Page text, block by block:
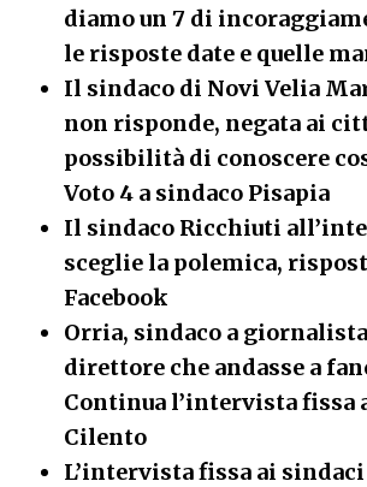
diamo un 7 di
le risposte date e quelle
Il sindaco di Novi Velia
non risponde, negata ai
possibilità di conoscere
Voto 4 a sindaco Pisapia
Il sindaco Ricchiuti
sceglie la polemica,
Facebook
Orria, sindaco a
direttore che andasse a
Continua l’intervista fissa
Cilento
L’intervista fissa ai